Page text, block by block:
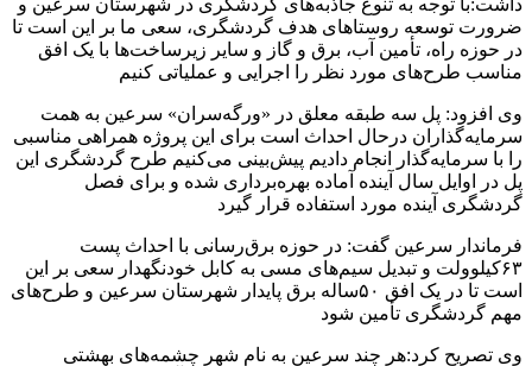
داشت:با توجه به تنوع جاذبه‌های گردشگری در شهرستان سرعین و
ضرورت توسعه روستاهای هدف گردشگری، سعی ما بر این است تا
در حوزه راه، تأمین آب، برق و گاز و سایر زیرساخت‌ها با یک افق
مناسب طرح‌های مورد نظر را اجرایی و عملیاتی کنیم
وی افزود: پل سه طبقه معلق در «ورگه‌سران» سرعین به همت
سرمایه‌گذاران درحال احداث است برای این پروژه همراهی مناسبی
را با سرمایه‌گذار انجام دادیم پیش‌بینی می‌کنیم طرح گردشگری این
پل در اوایل سال آینده آماده بهره‌برداری شده و برای فصل
گردشگری آینده مورد استفاده قرار گیرد
فرماندار سرعین گفت: در حوزه برق‌رسانی با احداث پست
۶۳کیلوولت و تبدیل سیم‌های مسی به کابل خودنگهدار سعی بر این
است تا در یک افق ۵۰ساله برق پایدار شهرستان سرعین و طرح‌های
مهم گردشگری تأمین شود
وی تصریح کرد:هر چند سرعین به نام شهر چشمه‌های بهشتی